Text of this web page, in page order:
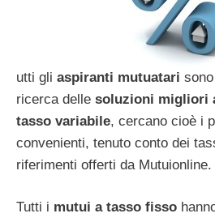
utti gli aspiranti mutuatari
ricerca delle soluzioni migliori
tasso variabile, cercano cioè i
convenienti, tenuto conto dei
riferimenti offerti da Mutuionline.
Tutti i mutui a tasso fisso